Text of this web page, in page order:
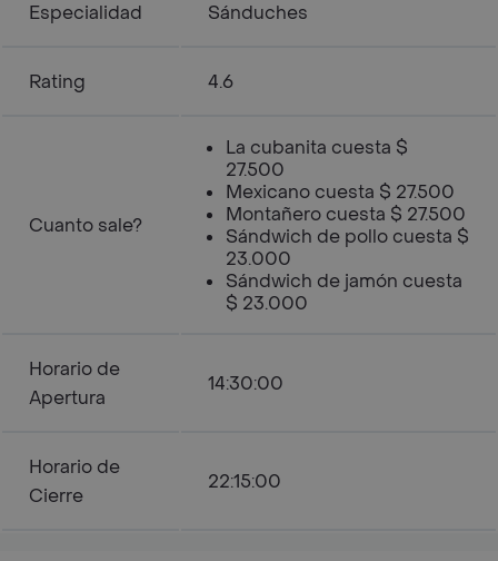
Especialidad Sánduches
Rating 4.6
Cuanto sale?
La cubanita cuesta $
27.500
Mexicano cuesta $ 27.500
Montañero cuesta $ 27.500
Sándwich de pollo cuesta $
23.000
Sándwich de jamón cuesta
$ 23.000
Horario de
Apertura
14:30:00
Horario de
Cierre
22:15:00